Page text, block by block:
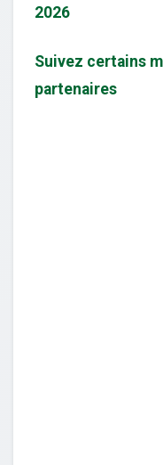
2026
Suivez certains
partenaires